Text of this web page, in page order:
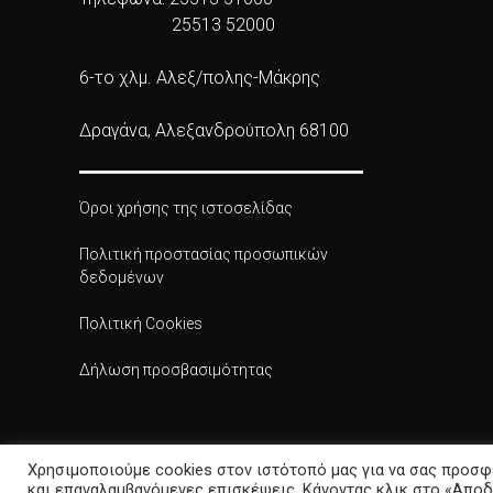
25513 52000
6-το χλμ. Αλεξ/πολης-Μάκρης
Δραγάνα, Αλεξανδρούπολη 68100
Όροι χρήσης της ιστοσελίδας
Πολιτική προστασίας προσωπικών
δεδομένων
Πολιτική Cookies
Δήλωση προσβασιμότητας
Χρησιμοποιούμε cookies στον ιστότοπό μας για να σας